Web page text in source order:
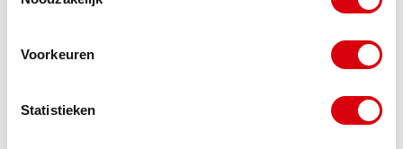
Voorkeuren
Statistieken
van de verkopende partij analyseren. Wordt deze